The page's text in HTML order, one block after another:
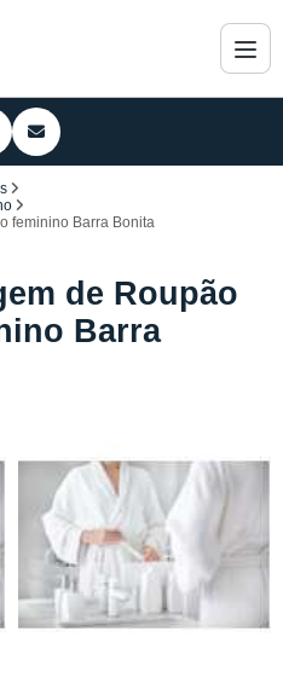
feminino Barra Bonita
de Roupão
Barra